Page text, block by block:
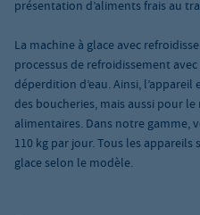
présentation d’aliments frais au
La machine à glace avec
processus de refroidissement
déperdition d’eau. Ainsi,
des boucheries, mais aussi pour
alimentaires. Dans notre gamme,
110 kg par jour. Tous les
glace selon le modèle.